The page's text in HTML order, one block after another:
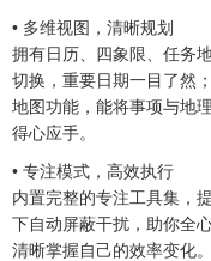
• 多维视图，清晰规划
拥有日历、四象限、任务
切换，重要日期一目了然
地图功能，能将事项与地
得心应手。
• 专注模式，高效执行
内置完整的专注工具集，
下自动屏蔽干扰，助你全
清晰掌握自己的效率变化。